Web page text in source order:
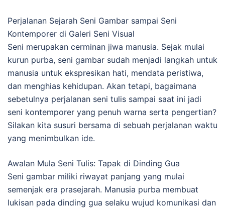
Perjalanan Sejarah Seni Gambar sampai Seni
Kontemporer di Galeri Seni Visual
Seni merupakan cerminan jiwa manusia. Sejak mulai
kurun purba, seni gambar sudah menjadi langkah untuk
manusia untuk ekspresikan hati, mendata peristiwa,
dan menghias kehidupan. Akan tetapi, bagaimana
sebetulnya perjalanan seni tulis sampai saat ini jadi
seni kontemporer yang penuh warna serta pengertian?
Silakan kita susuri bersama di sebuah perjalanan waktu
yang menimbulkan ide.
Awalan Mula Seni Tulis: Tapak di Dinding Gua
Seni gambar miliki riwayat panjang yang mulai
semenjak era prasejarah. Manusia purba membuat
lukisan pada dinding gua selaku wujud komunikasi dan